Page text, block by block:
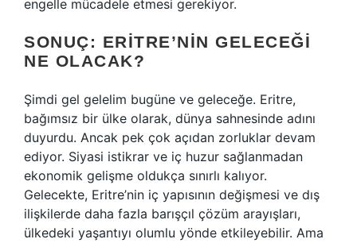
engelle mücadele etmesi gerekiyor.
SONUÇ: ERITRE’NIN GELECEĞI
NE OLACAK?
Şimdi gel gelelim bugüne ve geleceğe. Eritre,
bağımsız bir ülke olarak, dünya sahnesinde adını
duyurdu. Ancak pek çok açıdan zorluklar devam
ediyor. Siyasi istikrar ve iç huzur sağlanmadan
ekonomik gelişme oldukça sınırlı kalıyor.
Gelecekte, Eritre’nin iç yapısının değişmesi ve dış
ilişkilerde daha fazla barışçıl çözüm arayışları,
ülkedeki yaşantıyı olumlu yönde etkileyebilir. Ama